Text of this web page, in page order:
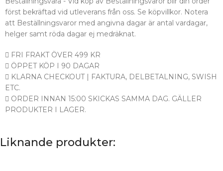
först bekräftad vid utleverans från oss. Se köpvillkor. Notera
att Beställningsvaror med angivna dagar är antal vardagar,
helger samt röda dagar ej medräknat.
FRI FRAKT ÖVER 499 KR
ÖPPET KÖP I 90 DAGAR
KLARNA CHECKOUT | FAKTURA, DELBETALNING, SWISH
ETC.
ORDER INNAN 15:00 SKICKAS SAMMA DAG. GÄLLER
PRODUKTER I LAGER.
Liknande produkter: